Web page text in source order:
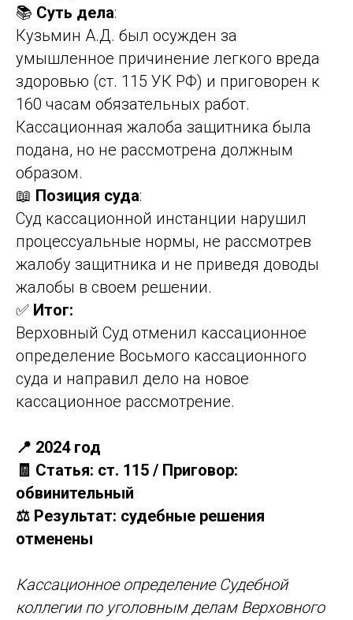
📚 Суть дела:
Кузьмин А.Д. был осужден за
умышленное причинение легкого вреда
здоровью (ст. 115 УК РФ) и приговорен к
160 часам обязательных работ.
Кассационная жалоба защитника была
подана, но не рассмотрена должным
образом.
📖 Позиция суда:
Суд кассационной инстанции нарушил
процессуальные нормы, не рассмотрев
жалобу защитника и не приведя доводы
жалобы в своем решении.
✅ Итог:
Верховный Суд отменил кассационное
определение Восьмого кассационного
суда и направил дело на новое
кассационное рассмотрение.
📍 2024 год
🧾 Статья: ст. 115 / Приговор:
обвинительный
⚖️ Результат: судебные решения
отменены
Кассационное определение Судебной
коллегии по уголовным делам Верховного